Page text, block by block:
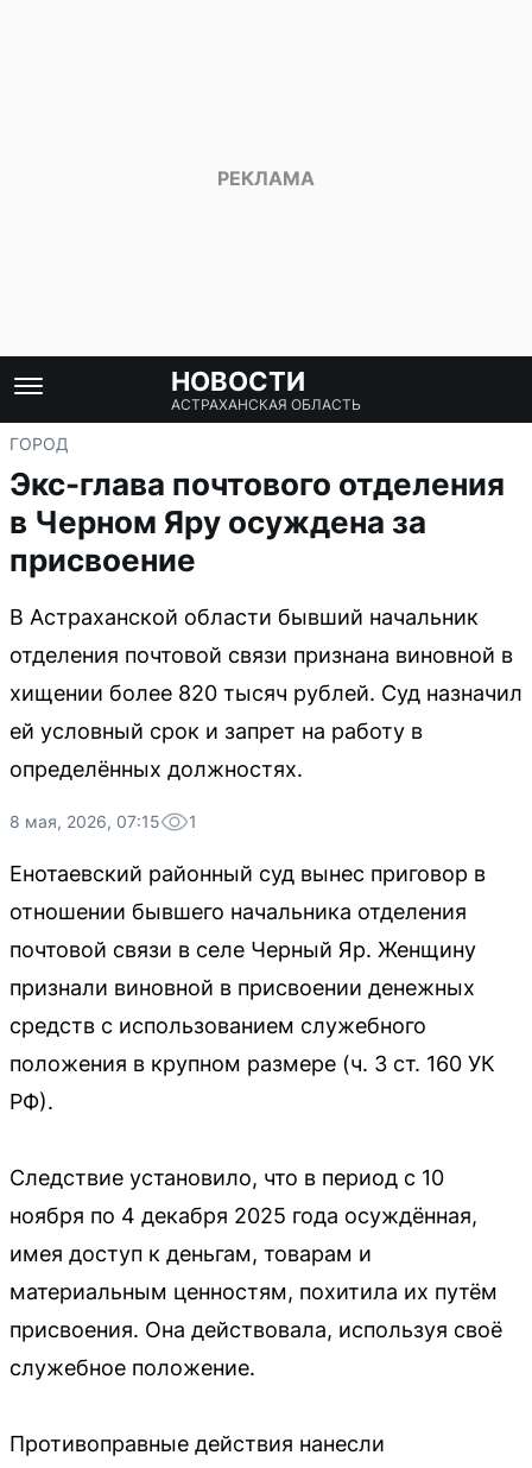
НОВОСТИ
АСТРАХАНСКАЯ ОБЛАСТЬ
ГОРОД
Экс-глава почтового отделения
в Черном Яру осуждена за
присвоение
В Астраханской области бывший начальник
отделения почтовой связи признана виновной в
хищении более 820 тысяч рублей. Суд назначил
ей условный срок и запрет на работу в
определённых должностях.
8 мая, 2026, 07:15 1
Енотаевский районный суд вынес приговор в
отношении бывшего начальника отделения
почтовой связи в селе Черный Яр. Женщину
признали виновной в присвоении денежных
средств с использованием служебного
положения в крупном размере (ч. 3 ст. 160 УК
РФ).
Следствие установило, что в период с 10
ноября по 4 декабря 2025 года осуждённая,
имея доступ к деньгам, товарам и
материальным ценностям, похитила их путём
присвоения. Она действовала, используя своё
служебное положение.
Противоправные действия нанесли